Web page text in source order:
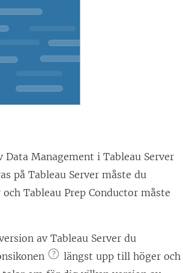
Data Management i Tableau Server
på Tableau Server måste du
Tableau Prep Conductor måste
av Tableau Server du
längst upp till höger och